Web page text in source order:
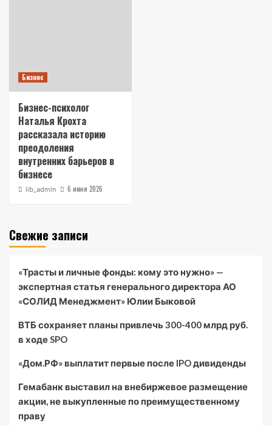
Бизнес
Бизнес-психолог
Наталья Крохта
рассказала историю
преодоления
внутренних барьеров в
бизнесе
lib_admin 6 июня 2026
Свежие записи
«Трасты и личные фонды: кому это нужно» —
экспертная статья генерального директора АО
«СОЛИД Менеджмент» Юлии Быковой
ВТБ сохраняет планы привлечь 300-400 млрд руб.
в ходе SPO
«Дом.РФ» выплатит первые после IPO дивиденды
Гемабанк выставил на внебиржевое размещение
акции, не выкупленные по преимущественному
праву